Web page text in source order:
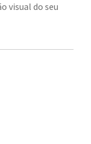
visual do seu